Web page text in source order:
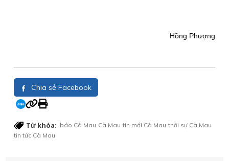
Hồng Phượng
Chia sẻ Facebook
Từ khóa: báo Cà Mau Cà Mau tin mới Cà Mau thời sự Cà Mau
tin tức Cà Mau